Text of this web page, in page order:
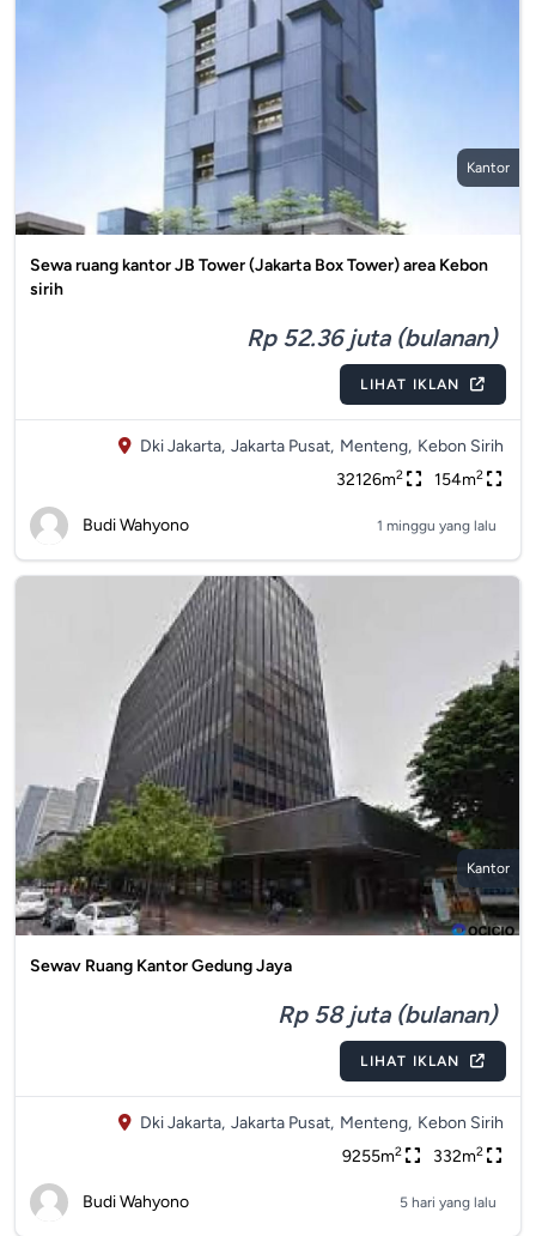
Kantor
Sewa ruang kantor JB Tower (Jakarta Box Tower) area Kebon
sirih
Rp 52.36 juta (bulanan)
LIHAT IKLAN
Dki Jakarta, Jakarta Pusat, Menteng, Kebon Sirih
32126m2 154m2
Budi Wahyono 1 minggu yang lalu
Kantor
Sewav Ruang Kantor Gedung Jaya
Rp 58 juta (bulanan)
LIHAT IKLAN
Dki Jakarta, Jakarta Pusat, Menteng, Kebon Sirih
9255m2 332m2
Budi Wahyono 5 hari yang lalu